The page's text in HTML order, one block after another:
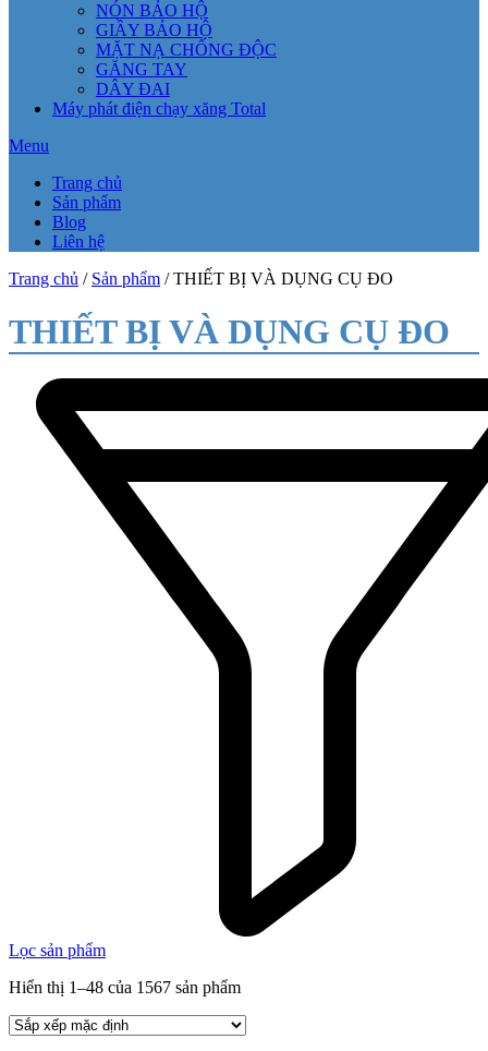
NÓN BẢO HỘ
GIẦY BẢO HỘ
MẶT NẠ CHỐNG ĐỘC
GĂNG TAY
DÂY ĐAI
Máy phát điện chạy xăng Total
Menu
Trang chủ
Sản phẩm
Blog
Liên hệ
Trang chủ / Sản phẩm / THIẾT BỊ VÀ DỤNG CỤ ĐO
THIẾT BỊ VÀ DỤNG CỤ ĐO
Lọc sản phẩm
Hiển thị 1–48 của 1567 sản phẩm